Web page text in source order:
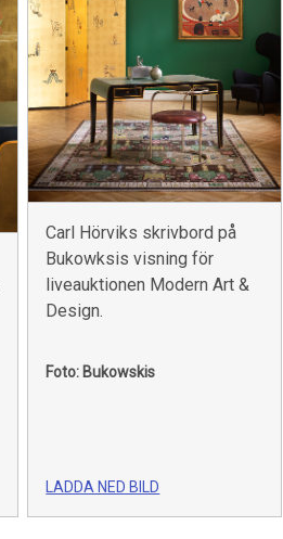
Carl Hörviks skrivbord på
Bukowksis visning för
liveauktionen Modern Art &
Design.
Foto: Bukowskis
LADDA NED BILD